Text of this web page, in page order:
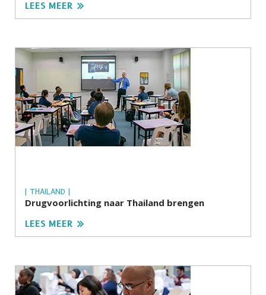
LEES MEER
| THAILAND |
Drugvoorlichting naar Thailand brengen
LEES MEER